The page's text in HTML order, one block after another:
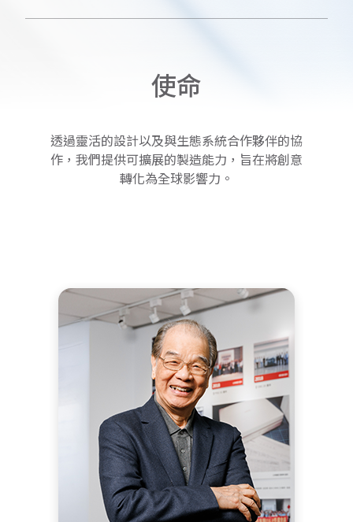
使命
透過靈活的設計以及與生態系統合作夥伴的協
作，我們提供可擴展的製造能力，旨在將創意
轉化為全球影響力。